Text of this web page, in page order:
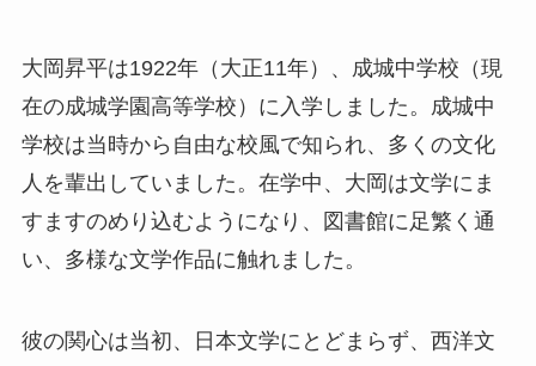
大岡昇平は1922年（大正11年）、成城中学校（現
在の成城学園高等学校）に入学しました。成城中
学校は当時から自由な校風で知られ、多くの文化
人を輩出していました。在学中、大岡は文学にま
すますのめり込むようになり、図書館に足繁く通
い、多様な文学作品に触れました。
彼の関心は当初、日本文学にとどまらず、西洋文